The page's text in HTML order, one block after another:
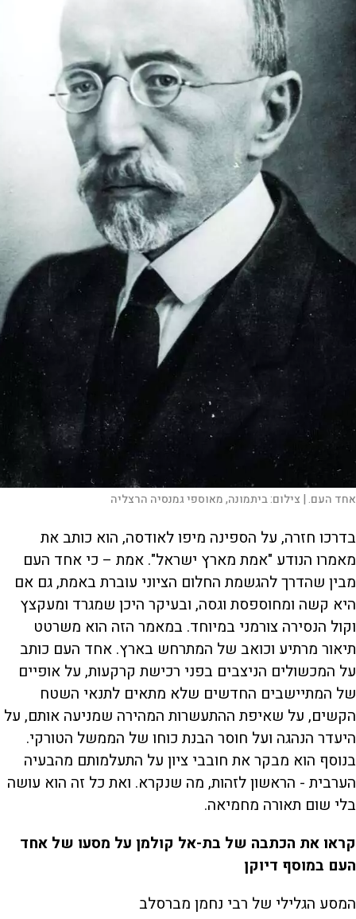
אחד העם. | צילום:ביתמונה, מאוספי גמנסיה הרצליה
בדרכו חזרה, על הספינה מיפו לאודסה, הוא כותב את
מאמרו הנודע "אמת מארץ ישראל". אמת – כי אחד העם
מבין שהדרך להגשמת החלום הציוני עוברת באמת, גם אם
היא קשה ומחוספסת וגסה, ובעיקר היכן שמגרד ומעקצץ
וקול הנסירה צורמני במיוחד. במאמר הזה הוא משרטט
תיאור מרתיע וכואב של המתרחש בארץ. אחד העם כותב
על המכשולים הניצבים בפני רכישת קרקעות, על אופיים
של המתיישבים החדשים שלא מתאים לתנאי השטח
הקשים, על שאיפת ההתעשרות המהירה שמניעה אותם, על
היעדר הנהגה ועל חוסר הבנת כוחו של הממשל הטורקי.
בנוסף הוא מבקר את חובבי ציון על התעלמותם מהבעיה
הערבית - הראשון לזהות, מה שנקרא. ואת כל זה הוא עושה
בלי שום תאורה מחמיאה.
קראו את הכתבה של בת-אל קולמן על מסעו של אחד
העם במוסף דיוקן
המסע הגלילי של רבי נחמן מברסלב